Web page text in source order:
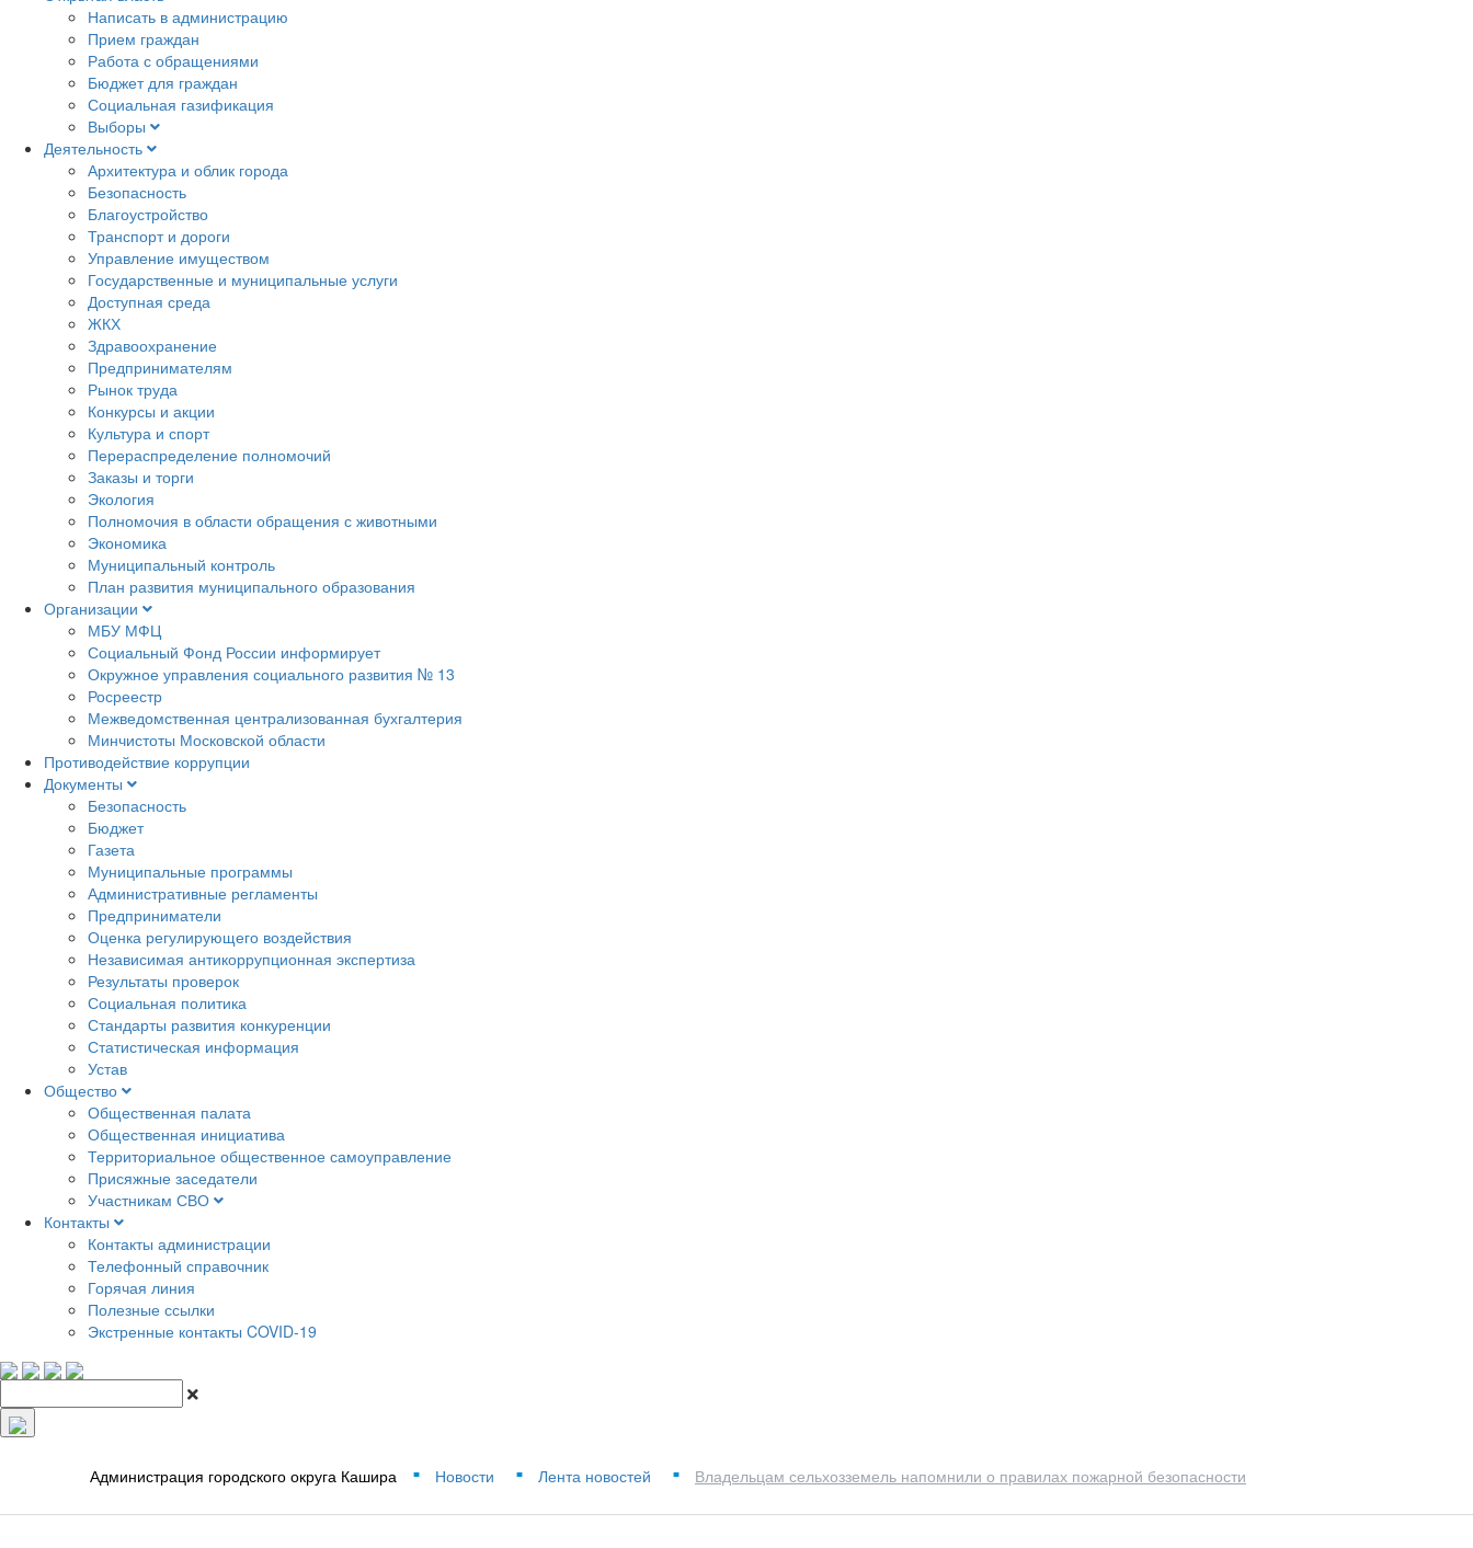
Написать в администрацию
Прием граждан
Работа с обращениями
Бюджет для граждан
Социальная газификация
Выборы
Деятельность
Архитектура и облик города
Безопасность
Благоустройство
Транспорт и дороги
Управление имуществом
Государственные и муниципальные услуги
Доступная среда
ЖКХ
Здравоохранение
Предпринимателям
Рынок труда
Конкурсы и акции
Культура и спорт
Перераспределение полномочий
Заказы и торги
Экология
Полномочия в области обращения с животными
Экономика
Муниципальный контроль
План развития муниципального образования
Организации
МБУ МФЦ
Социальный Фонд России информирует
Окружное управления социального развития № 13
Росреестр
Межведомственная централизованная бухгалтерия
Минчистоты Московской области
Противодействие коррупции
Документы
Безопасность
Бюджет
Газета
Муниципальные программы
Административные регламенты
Предприниматели
Оценка регулирующего воздействия
Независимая антикоррупционная экспертиза
Результаты проверок
Социальная политика
Стандарты развития конкуренции
Статистическая информация
Устав
Общество
Общественная палата
Общественная инициатива
Территориальное общественное самоуправление
Присяжные заседатели
Участникам СВО
Контакты
Контакты администрации
Телефонный справочник
Горячая линия
Полезные ссылки
Экстренные контакты COVID-19
Администрация городского округа Кашира ■ Новости ■ Лента новостей ■ Владельцам сельхозземель напомнили о правилах пожарной безопасности